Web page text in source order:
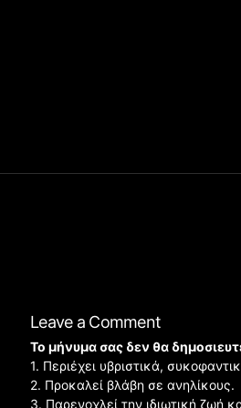
Leave a Comment
Το μήνυμα σας δεν θα
1. Περιέχει υβριστικά,
2. Προκαλεί βλάβη σε ανηλίκους.
3. Παρενοχλεί την ιδιωτική ζωή